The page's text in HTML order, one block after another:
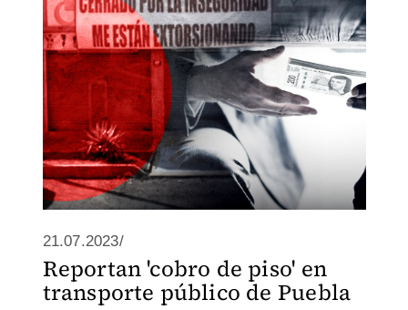
21.07.2023/
Reportan 'cobro de piso' en
transporte público de Puebla